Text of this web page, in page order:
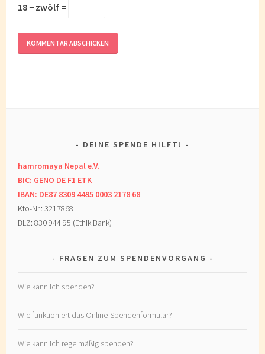
18 − zwölf =
DEINE SPENDE HILFT!
hamromaya Nepal e.V.
BIC: GENO DE F1 ETK
IBAN: DE87 8309 4495 0003 2178 68
Kto-Nr.: 3217868
BLZ: 830 944 95 (Ethik Bank)
FRAGEN ZUM SPENDENVORGANG
Wie kann ich spenden?
Wie funktioniert das Online-Spendenformular?
Wie kann ich regelmäßig spenden?